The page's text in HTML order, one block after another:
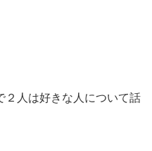
２人は好きな人について話